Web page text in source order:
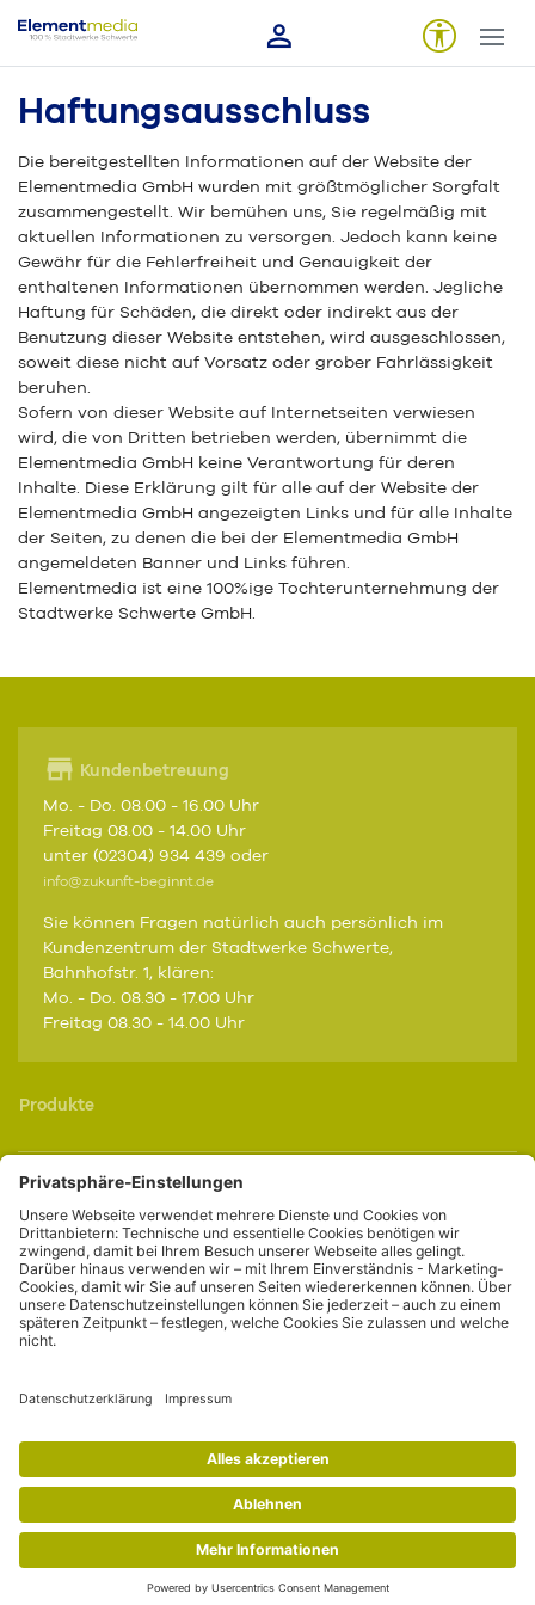
Haftungsausschluss
Die bereitgestellten Informationen auf der Website der
Elementmedia GmbH wurden mit größtmöglicher Sorgfalt
zusammengestellt. Wir bemühen uns, Sie regelmäßig mit
aktuellen Informationen zu versorgen. Jedoch kann keine
Gewähr für die Fehlerfreiheit und Genauigkeit der
enthaltenen Informationen übernommen werden. Jegliche
Haftung für Schäden, die direkt oder indirekt aus der
Benutzung dieser Website entstehen, wird ausgeschlossen,
soweit diese nicht auf Vorsatz oder grober Fahrlässigkeit
beruhen.
Sofern von dieser Website auf Internetseiten verwiesen
wird, die von Dritten betrieben werden, übernimmt die
Elementmedia GmbH keine Verantwortung für deren
Inhalte. Diese Erklärung gilt für alle auf der Website der
Elementmedia GmbH angezeigten Links und für alle Inhalte
der Seiten, zu denen die bei der Elementmedia GmbH
angemeldeten Banner und Links führen.
Elementmedia ist eine 100%ige Tochterunternehmung der
Stadtwerke Schwerte GmbH.
Kundenbetreuung
Mo. - Do. 08.00 - 16.00 Uhr
Freitag 08.00 - 14.00 Uhr
unter (02304) 934 439 oder
info@zukunft-beginnt.de
Sie können Fragen natürlich auch persönlich im
Kundenzentrum der Stadtwerke Schwerte,
Bahnhofstr. 1, klären:
Mo. - Do. 08.30 - 17.00 Uhr
Freitag 08.30 - 14.00 Uhr
Produkte
Service
Portale
Online-Kundenportal
AGB & vorvertragliche Infos
Barrierefreiheitserklärung